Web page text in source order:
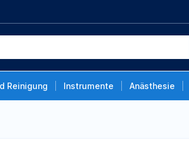
Reinigung Instrumente Anästhesie